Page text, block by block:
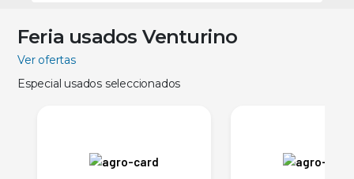
Feria usados Venturino
Ver ofertas
Especial usados seleccionados